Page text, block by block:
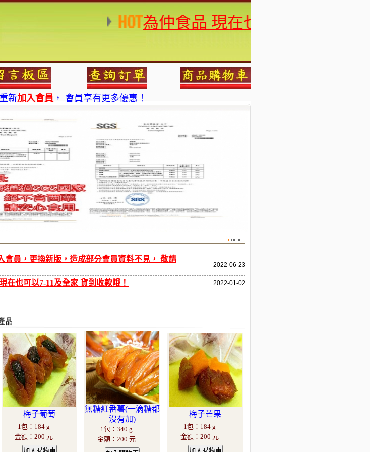
為仲食品 現在也可以7-11及全家
新加入會員 ， 會員享有更多優惠！
新加入會員
， 會員享有更多優惠！
貨到收款，24小時收件更方便！
會員，更換新版，造成部分會員資料不見， 敬請
2022-06-23
在也可以7-11及全家 貨到收款哦！ 2022-01-02
梅子葡萄
1包： 184 g
金額： 200 元
無糖紅番薯(一滴糖都
沒有加)
1包： 340 g
金額： 200 元
梅子芒果
1包： 184 g
金額： 200 元